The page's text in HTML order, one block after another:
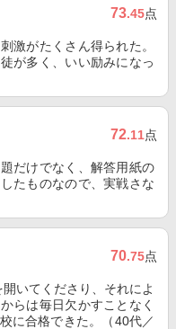
73.45点
激がたくさん得られた。
が多く、いい励みになっ
72.11点
だけでなく、解答用紙の
たものなので、実戦さな
70.75点
いてくださり、それによ
らは毎日欠かすことなく
に合格できた。（40代／